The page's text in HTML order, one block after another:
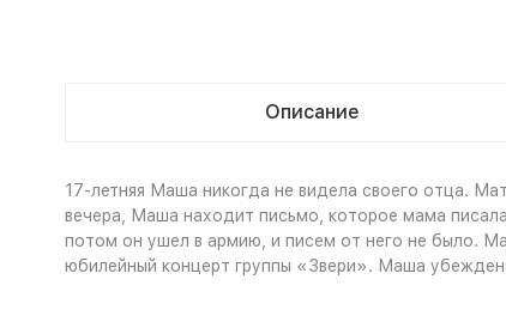
Описание
17-летняя Маша никогда не видела своего отца.
вечера, Маша находит письмо, которое мама
потом он ушел в армию, и писем от него не было.
юбилейный концерт группы «Звери». Маша